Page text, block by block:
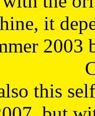
it
2003
this